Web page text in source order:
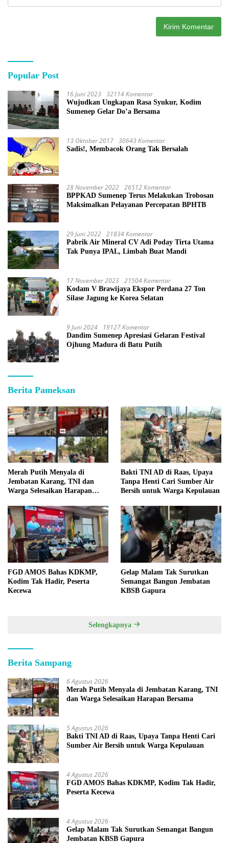
Popular Post
16 Juni 2023 32114 Komentar
Wujudkan Ungkapan Rasa Syukur, Kodim
Sumenep Gelar Do’a Bersama
13 Oktober 2017 30643 Komentar
Sadis!, Membacok Orang Tak Bersalah
28 November 2022 26512 Komentar
BPPKAD Sumenep Terus Melakukan Trobosan
Maksimalkan Pelayanan Percepatan BPHTB
29 Juni 2022 21834 Komentar
Pabrik Air Mineral CV Adi Poday Tirta Utama
Tak Punya IPAL, Limbah Buat Mandi
17 November 2023 21504 Komentar
Kodam V Brawijaya Ekspor Perdana 27 Ton
Silase Jagung ke Korea Selatan
9 Juni 2024 19127 Komentar
Dandim Sumenep Apresiasi Gelaran Festival
Ojhung Madura di Batu Putih
Berita Pameksan
Merah Putih Menyala di
Jembatan Karang, TNI dan
Warga Selesaikan Harapan
Bakti TNI AD di Raas, Upaya
Tanpa Henti Cari Sumber Air
Bersih untuk Warga Kepulauan
FGD AMOS Bahas KDKMP,
Kodim Tak Hadir, Peserta
Kecewa
Gelap Malam Tak Surutkan
Semangat Bangun Jembatan
KBSB Gapura
Selengkapnya
Berita Sampang
6 Agustus 2026
Merah Putih Menyala di Jembatan Karang, TNI
dan Warga Selesaikan Harapan Bersama
5 Agustus 2026
Bakti TNI AD di Raas, Upaya Tanpa Henti Cari
Sumber Air Bersih untuk Warga Kepulauan
4 Agustus 2026
FGD AMOS Bahas KDKMP, Kodim Tak Hadir,
Peserta Kecewa
4 Agustus 2026
Gelap Malam Tak Surutkan Semangat Bangun
Jembatan KBSB Gapura